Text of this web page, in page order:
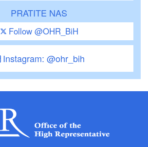
PRATITE NAS
Follow @OHR_BiH
Instagram: @ohr_bih